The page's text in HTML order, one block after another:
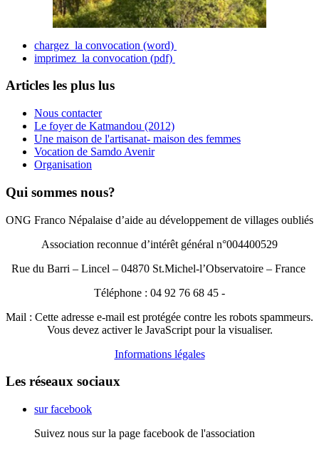
chargez la convocation (word)
imprimez la convocation (pdf)
Articles les plus lus
Nous contacter
Le foyer de Katmandou (2012)
Une maison de l'artisanat- maison des femmes
Vocation de Samdo Avenir
Organisation
Qui sommes nous?
ONG Franco Népalaise d’aide au développement de villages oubliés
Association reconnue d’intérêt général n°004400529
Rue du Barri – Lincel – 04870 St.Michel-l’Observatoire – France
Téléphone : 04 92 76 68 45 -
Mail : Cette adresse e-mail est protégée contre les robots spammeurs.
Vous devez activer le JavaScript pour la visualiser.
Informations légales
Les réseaux sociaux
sur facebook
Suivez nous sur la page facebook de l'association